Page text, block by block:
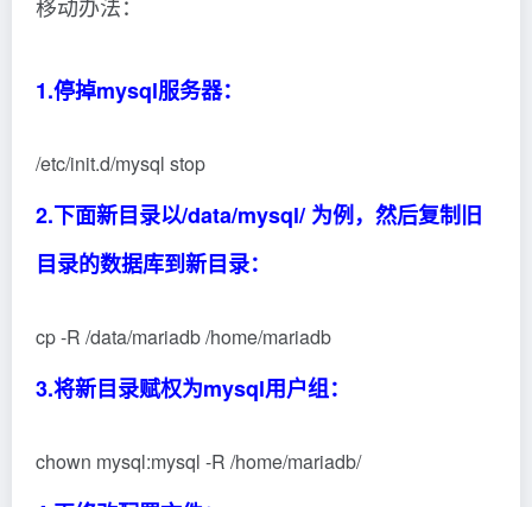
1.停掉mysql服务器：
/etc/init.d/mysql stop
2.下面新目录以/data/mysql/ 为例，然后复制旧
目录的数据库到新目录：
cp -R /data/mariadb /home/mariadb
3.将新目录赋权为mysql用户组：
chown mysql:mysql -R /home/mariadb/